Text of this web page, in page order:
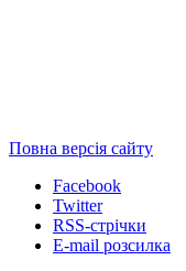
Повна версія сайту
Facebook
Twitter
RSS-стрічки
E-mail розсилка